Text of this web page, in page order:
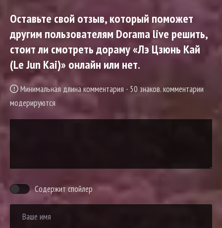
Оставьте свой отзыв, который поможет
другим пользователям Dorama live решить,
стоит ли смотреть дораму «Лэ Цзюнь Кай
(Le Jun Kai)» онлайн или нет.
Минимальная длина комментария - 50 знаков. комментарии
модерируются
Содержит спойлер